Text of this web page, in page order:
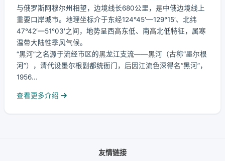
与俄罗斯阿穆尔州相望，边境线长680公里，是中俄边境线上
重要口岸城市。地理坐标介于东经124°45′—129°15′、北纬
47°42′—51°03′之间，地势呈西高东低、南高北低特征，属寒
温带大陆性季风气候。
“黑河”之名源于流经市区的黑龙江支流——黑河（古称“墨尔根
河”），清代设墨尔根副都统衙门，后因江流色深得名“黑河”，
1956...
查看更多介绍
友情链接